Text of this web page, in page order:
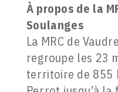
À propos de la
Soulanges
La MRC de
regroupe les 23
territoire de 855